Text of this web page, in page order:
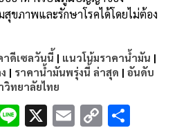
ขภาพและรักษาโรคได้โดยไม่ต้อง
าดีเซลวันนี้ | แนวโน้มราคาน้ำมัน |
| ราคาน้ำมันพรุ่งนี้ ล่าสุด | อันดับ
วิทยาลัยไทย
Li X E C